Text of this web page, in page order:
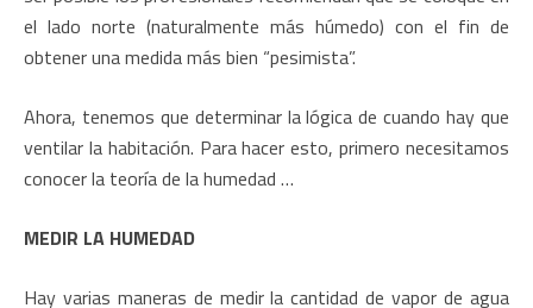
el lado norte (naturalmente más húmedo) con el fin de
obtener una medida más bien “pesimista”.
Ahora, tenemos que determinar la lógica de cuando hay que
ventilar la habitación. Para hacer esto, primero necesitamos
conocer la teoría de la humedad …
MEDIR LA HUMEDAD
Hay varias maneras de medir la cantidad de vapor de agua